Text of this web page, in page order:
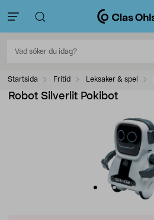
Startsida Fritid Leksaker & spel
Robot Silverlit Pokibot